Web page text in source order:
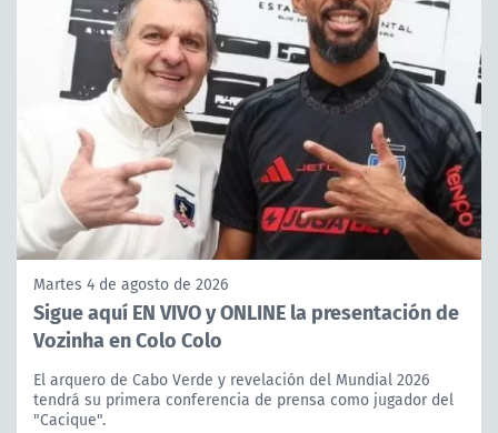
Martes 4 de agosto de 2026
Sigue aquí EN VIVO y ONLINE la presentación de
Vozinha en Colo Colo
El arquero de Cabo Verde y revelación del Mundial 2026
tendrá su primera conferencia de prensa como jugador del
"Cacique".